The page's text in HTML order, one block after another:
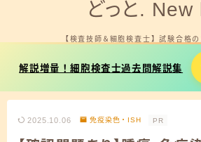
どっと. New
【検査技師＆細胞検査士】 試験合格
細胞検査士試験を受験する方へ
解説増量！細胞検査士過去問解説集
2025.10.06 免疫染色・ISH PR